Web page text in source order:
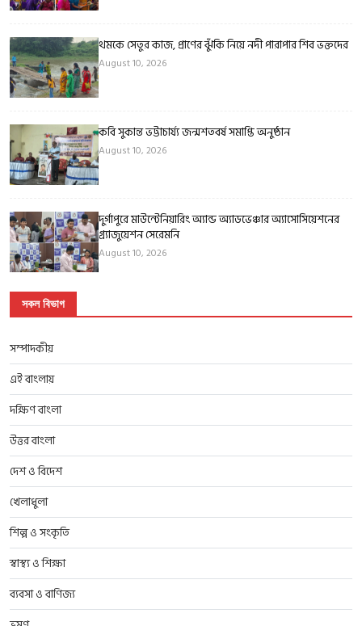
থমকে সেতুর কাজ, প্রাণের ঝুঁকি নিয়ে নদী পারাপার শিব ভক্তদের
August 10, 2026
কবি সুকান্ত ভট্টাচার্য্য জন্মশতবর্ষ সমাপ্তি অনুষ্ঠান
August 10, 2026
দুর্গাপুরে মাউন্টেনিয়ারিং অ্যান্ড অ্যাডভেঞ্চার অ্যাসোসিয়েশনের
গ্র্যাজুয়েশন সেরেমনি
August 10, 2026
সকল বিভাগ
সম্পাদকীয়
এই বাংলায়
দক্ষিণ বাংলা
উত্তর বাংলা
দেশ ও বিদেশ
খেলাধুলা
শিল্প ও সংকৃতি
স্বাস্থ্য ও শিক্ষা
ব্যবসা ও বাণিজ্য